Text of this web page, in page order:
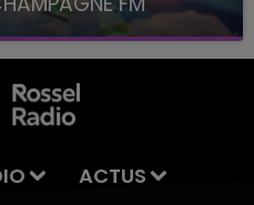
FM, à 8H10
ACTUS